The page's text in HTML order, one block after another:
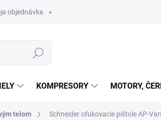
objednávka
Hľadať
KOMPRESORY MOTORY,
telom Schneider ofukovacie pištole AP-